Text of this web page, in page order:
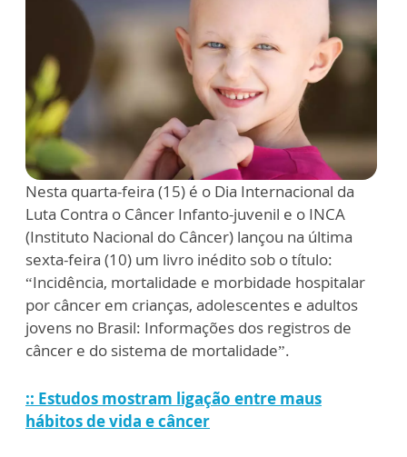
Nesta quarta-feira (15) é o Dia Internacional da
Luta Contra o Câncer Infanto-juvenil e o INCA
(Instituto Nacional do Câncer) lançou na última
sexta-feira (10) um livro inédito sob o título:
“Incidência, mortalidade e morbidade hospitalar
por câncer em crianças, adolescentes e adultos
jovens no Brasil: Informações dos registros de
câncer e do sistema de mortalidade”.
:: Estudos mostram ligação entre maus
hábitos de vida e câncer